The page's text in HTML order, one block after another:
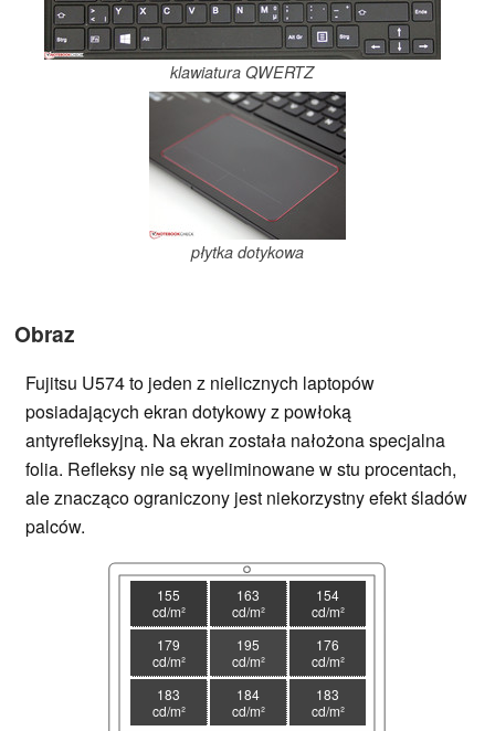
klawiatura QWERTZ
płytka dotykowa
Obraz
Fujitsu U574 to jeden z nielicznych laptopów
posiadających ekran dotykowy z powłoką
antyrefleksyjną. Na ekran została nałożona specjalna
folia. Refleksy nie są wyeliminowane w stu procentach,
ale znacząco ograniczony jest niekorzystny efekt śladów
palców.
155
cd/m²
163
cd/m²
154
cd/m²
179
cd/m²
195
cd/m²
176
cd/m²
183
cd/m²
184
cd/m²
183
cd/m²